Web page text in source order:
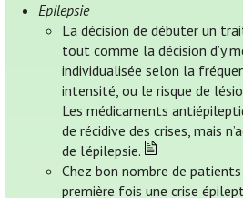
Epilepsie
La décision de débuter un
tout comme la décision d’y
individualisée selon la
intensité, ou le risque de
Les médicaments
de récidive des crises, mais
de l'épilepsie.
Chez bon nombre de
première fois une crise